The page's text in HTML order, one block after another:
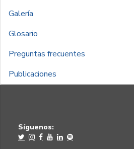
Galería
Glosario
Preguntas frecuentes
Publicaciones
Síguenos: